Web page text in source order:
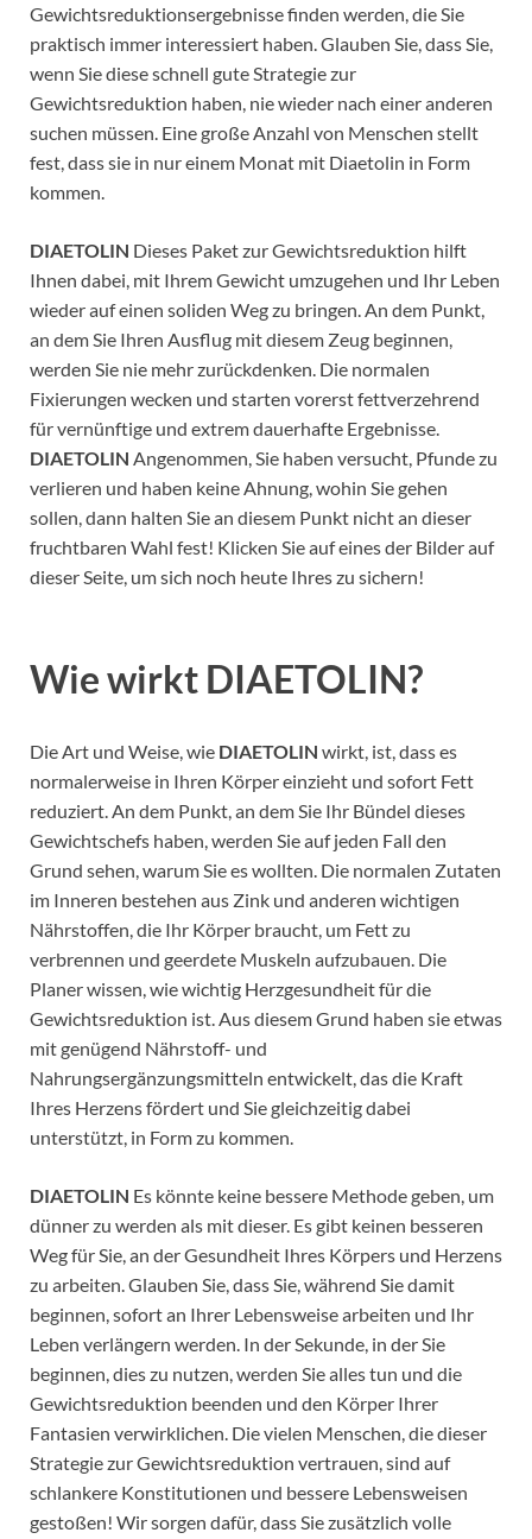
Gewichtsreduktionsergebnisse finden werden, die Sie
praktisch immer interessiert haben. Glauben Sie, dass Sie,
wenn Sie diese schnell gute Strategie zur
Gewichtsreduktion haben, nie wieder nach einer anderen
suchen müssen. Eine große Anzahl von Menschen stellt
fest, dass sie in nur einem Monat mit Diaetolin in Form
kommen.
DIAETOLIN Dieses Paket zur Gewichtsreduktion hilft
Ihnen dabei, mit Ihrem Gewicht umzugehen und Ihr Leben
wieder auf einen soliden Weg zu bringen. An dem Punkt,
an dem Sie Ihren Ausflug mit diesem Zeug beginnen,
werden Sie nie mehr zurückdenken. Die normalen
Fixierungen wecken und starten vorerst fettverzehrend
für vernünftige und extrem dauerhafte Ergebnisse.
DIAETOLIN Angenommen, Sie haben versucht, Pfunde zu
verlieren und haben keine Ahnung, wohin Sie gehen
sollen, dann halten Sie an diesem Punkt nicht an dieser
fruchtbaren Wahl fest! Klicken Sie auf eines der Bilder auf
dieser Seite, um sich noch heute Ihres zu sichern!
Wie wirkt DIAETOLIN?
Die Art und Weise, wie DIAETOLIN wirkt, ist, dass es
normalerweise in Ihren Körper einzieht und sofort Fett
reduziert. An dem Punkt, an dem Sie Ihr Bündel dieses
Gewichtschefs haben, werden Sie auf jeden Fall den
Grund sehen, warum Sie es wollten. Die normalen Zutaten
im Inneren bestehen aus Zink und anderen wichtigen
Nährstoffen, die Ihr Körper braucht, um Fett zu
verbrennen und geerdete Muskeln aufzubauen. Die
Planer wissen, wie wichtig Herzgesundheit für die
Gewichtsreduktion ist. Aus diesem Grund haben sie etwas
mit genügend Nährstoff- und
Nahrungsergänzungsmitteln entwickelt, das die Kraft
Ihres Herzens fördert und Sie gleichzeitig dabei
unterstützt, in Form zu kommen.
DIAETOLIN Es könnte keine bessere Methode geben, um
dünner zu werden als mit dieser. Es gibt keinen besseren
Weg für Sie, an der Gesundheit Ihres Körpers und Herzens
zu arbeiten. Glauben Sie, dass Sie, während Sie damit
beginnen, sofort an Ihrer Lebensweise arbeiten und Ihr
Leben verlängern werden. In der Sekunde, in der Sie
beginnen, dies zu nutzen, werden Sie alles tun und die
Gewichtsreduktion beenden und den Körper Ihrer
Fantasien verwirklichen. Die vielen Menschen, die dieser
Strategie zur Gewichtsreduktion vertrauen, sind auf
schlankere Konstitutionen und bessere Lebensweisen
gestoßen! Wir sorgen dafür, dass Sie zusätzlich volle